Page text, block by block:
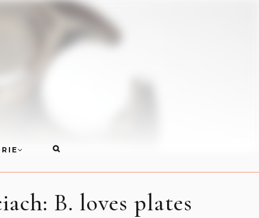
B. loves plates